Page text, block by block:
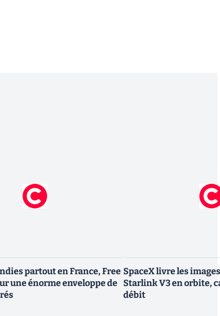
partout en France, Free
une énorme enveloppe de
SpaceX livre les
Starlink V3 en orbite,
débit